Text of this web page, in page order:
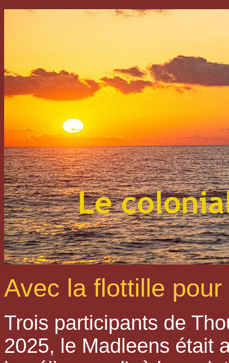
Avec la flottille pour
Trois participants de
2025, le Madleens était